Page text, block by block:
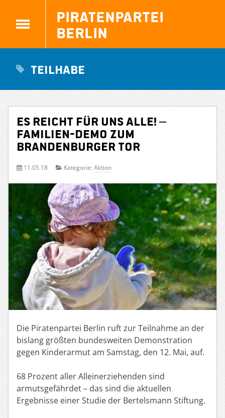
Piratenpartei
Berlin
Teilhabe
Es reicht für uns alle! –
Familien-Demo zum
Brandenburger Tor
11.05.18 Kategorie: Aktion
Die Piratenpartei Berlin ruft zur Teilnahme an der
bislang größten bundesweiten Demonstration
gegen Kinderarmut am Samstag, den 12. Mai, auf.
68 Prozent aller Alleinerziehenden sind
armutsgefährdet – das sind die aktuellen
Ergebnisse einer Studie der Bertelsmann Stiftung.